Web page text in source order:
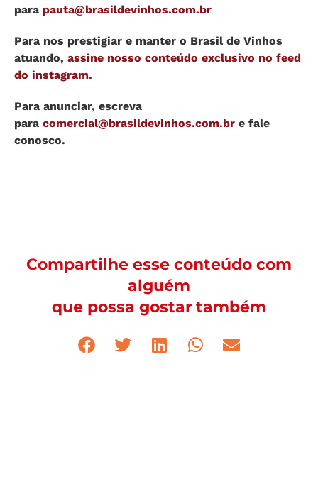
para pauta@brasildevinhos.com.br
Para nos prestigiar e manter o Brasil de Vinhos
atuando, assine nosso conteúdo exclusivo no feed
do instagram.
Para anunciar, escreva
para comercial@brasildevinhos.com.br e fale
conosco.
Compartilhe esse conteúdo com
alguém
que possa gostar também